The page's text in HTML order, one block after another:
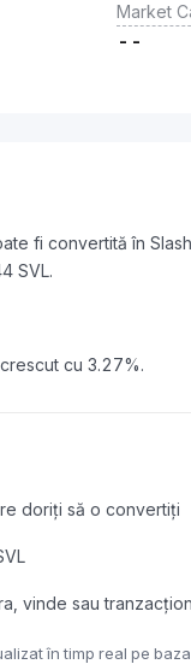
Market
--
fi convertită în
SVL.
cu 3.27%.
doriți să o convertiți
vinde sau
în timp real pe